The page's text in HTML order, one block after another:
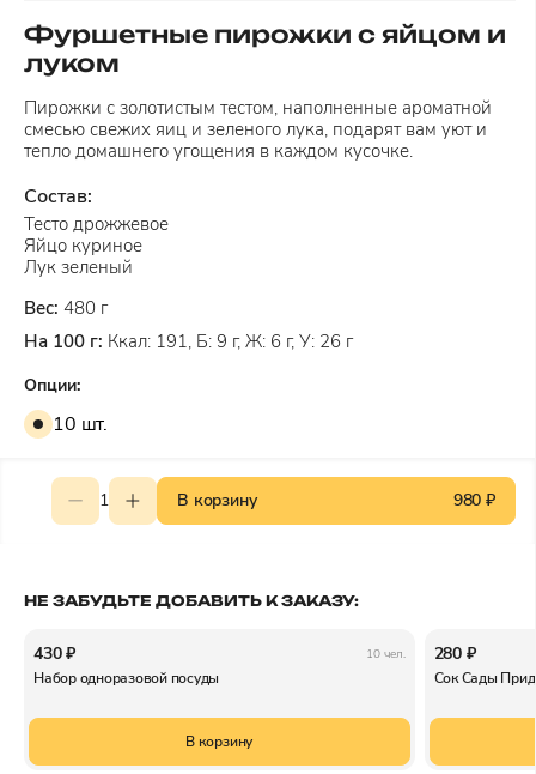
Фуршетные пирожки с яйцом и
луком
Пирожки с золотистым тестом, наполненные ароматной
смесью свежих яиц и зеленого лука, подарят вам уют и
тепло домашнего угощения в каждом кусочке.
Состав:
Тесто дрожжевое
Яйцо куриное
Лук зеленый
Вес: 480 г
На 100 г: Ккал: 191, Б: 9 г, Ж: 6 г, У: 26 г
Опции:
10 шт.
1 В корзину 980 ₽
НЕ ЗАБУДЬТЕ ДОБАВИТЬ К ЗАКАЗУ:
430 ₽ 10 чел.
Набор одноразовой посуды
В корзину
280 ₽
Сок Сады